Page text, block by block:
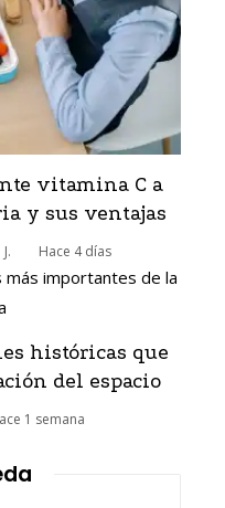
vitamina C a
y sus ventajas
Hace 4 días
históricas que
del espacio
1 semana